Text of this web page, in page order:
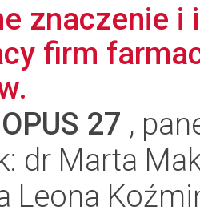
znaczenie
firm
OPUS 27 ,
dr Marta
Leona